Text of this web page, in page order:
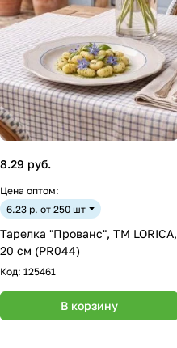
8.29 руб.
Цена оптом:
6.23 р. от 250 шт
Тарелка "Прованс", ТМ LORICA,
20 см (PR044)
Код: 125461
В корзину